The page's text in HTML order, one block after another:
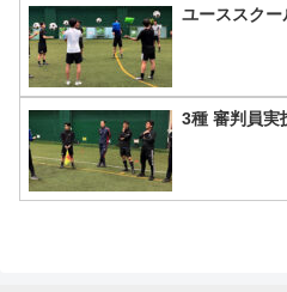
ユーススク
3種 審判員実